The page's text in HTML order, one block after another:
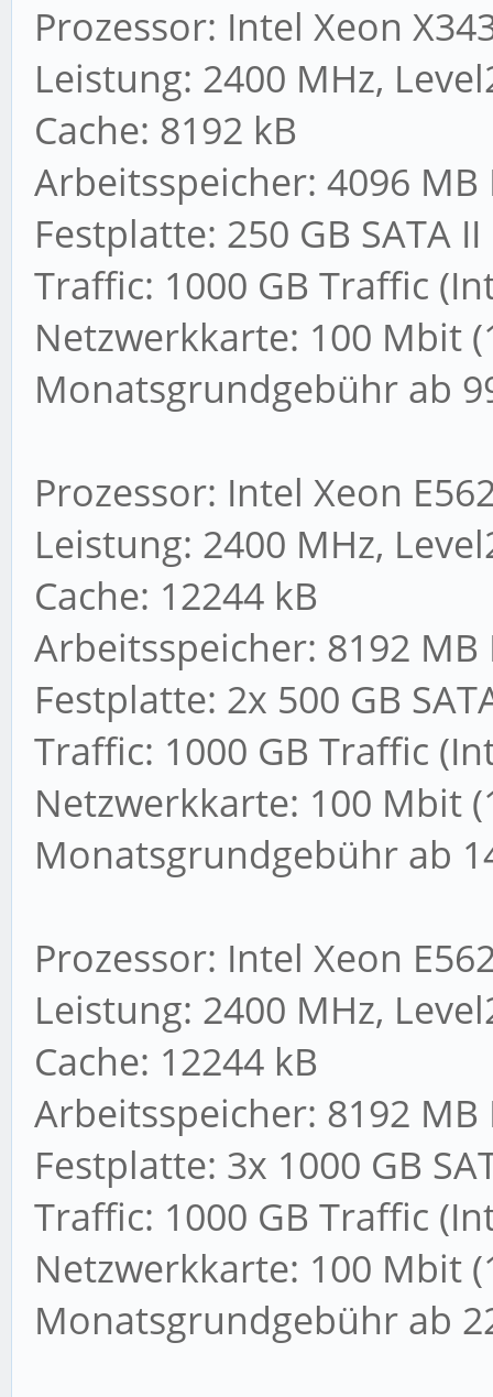
Prozessor: Intel Xeon
Leistung: 2400 MHz,
Cache: 8192 kB
Arbeitsspeicher: 4096 MB
Festplatte: 250 GB SATA II
Traffic: 1000 GB Traffic
Netzwerkkarte: 100 Mbit
Monatsgrundgebühr ab
Prozessor: Intel Xeon
Leistung: 2400 MHz,
Cache: 12244 kB
Arbeitsspeicher: 8192 MB
Festplatte: 2x 500 GB
Traffic: 1000 GB Traffic
Netzwerkkarte: 100 Mbit
Monatsgrundgebühr ab
Prozessor: Intel Xeon
Leistung: 2400 MHz,
Cache: 12244 kB
Arbeitsspeicher: 8192 MB
Festplatte: 3x 1000 GB
Traffic: 1000 GB Traffic
Netzwerkkarte: 100 Mbit
Monatsgrundgebühr ab